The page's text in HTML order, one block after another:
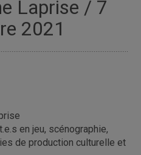
Laprise / 7
2021
en jeu, scénographie,
de production culturelle et